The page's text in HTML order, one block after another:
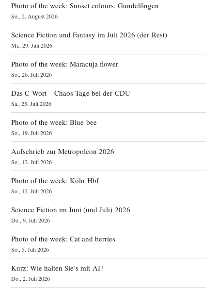
Photo of the week: Sunset colours, Gundelfingen
So., 2. August 2026
Science Fiction und Fantasy im Juli 2026 (der Rest)
Mi., 29. Juli 2026
Photo of the week: Maracuja flower
So., 26. Juli 2026
Das C‑Wort – Chaos-Tage bei der CDU
Sa., 25. Juli 2026
Photo of the week: Blue bee
So., 19. Juli 2026
Aufschrieb zur Metropolcon 2026
So., 12. Juli 2026
Photo of the week: Köln Hbf
So., 12. Juli 2026
Science Fiction im Juni (und Juli) 2026
Do., 9. Juli 2026
Photo of the week: Cat and berries
So., 5. Juli 2026
Kurz: Wie halten Sie’s mit AI?
Do., 2. Juli 2026